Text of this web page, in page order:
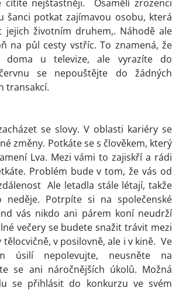
cítíte nejšťastněji. Osamělí zrozenci
šanci potkat zajímavou osobu, která
jejich životním druhem,. Náhodě ale
na půl cesty vstříc. To znamená, že
doma u televize, ale vyrazíte do
se nepouštějte do žádných
transakcí.
se slovy. V oblasti kariéry se
změny. Potkáte se s člověkem, který
Lva. Mezi vámi to zajiskří a rádi
Problém bude v tom, že vás od
Ale letadla stále létají, takže
neděje. Potrpíte si na společenské
vás nikdo ani párem koní neudrží
večery se budete snažit trávit mezi
v posilovně, ale i v kině. Ve
úsilí nepolevujte, neusněte na
se ani náročnějších úkolů. Možná
se přihlásit do konkurzu ve svém